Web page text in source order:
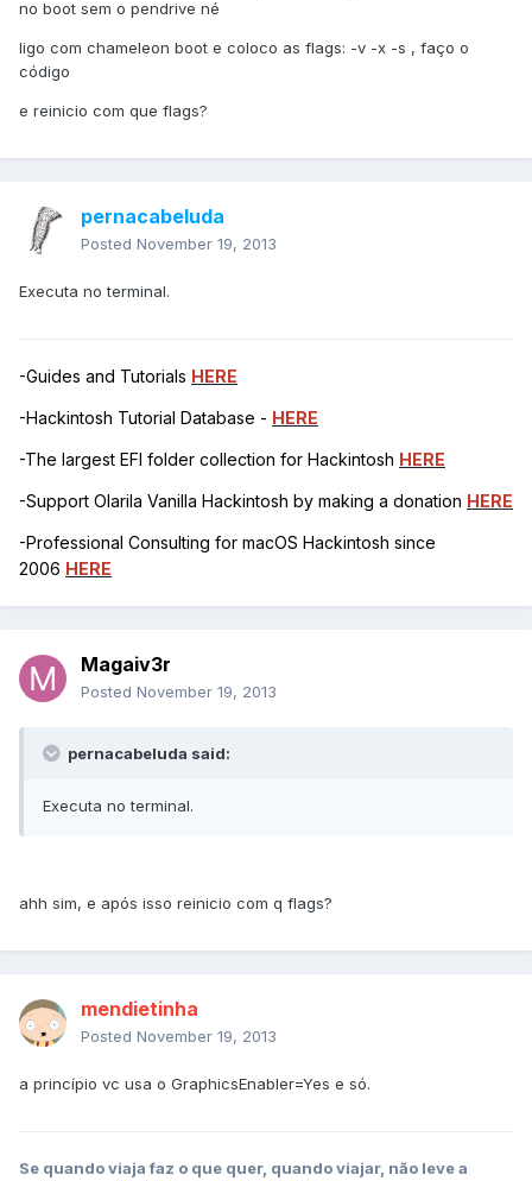
no boot sem o pendrive né
ligo com chameleon boot e coloco as flags: -v -x -s , faço o
código
e reinicio com que flags?
pernacabeluda
Posted November 19, 2013
Executa no terminal.
-Guides and Tutorials HERE
-Hackintosh Tutorial Database - HERE
-The largest EFI folder collection for Hackintosh HERE
-Support Olarila Vanilla Hackintosh by making a donation HERE
-Professional Consulting for macOS Hackintosh since
2006 HERE
Magaiv3r
Posted November 19, 2013
pernacabeluda said:
Executa no terminal.
ahh sim, e após isso reinicio com q flags?
mendietinha
Posted November 19, 2013
a princípio vc usa o GraphicsEnabler=Yes e só.
Se quando viaja faz o que quer, quando viajar, não leve a